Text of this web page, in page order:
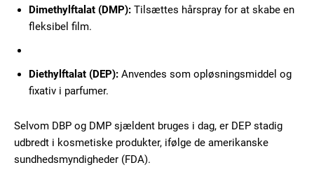
Dimethylftalat (DMP): Tilsættes hårspray for at skabe en
fleksibel film.
Diethylftalat (DEP): Anvendes som opløsningsmiddel og
fixativ i parfumer.
Selvom DBP og DMP sjældent bruges i dag, er DEP stadig
udbredt i kosmetiske produkter, ifølge de amerikanske
sundhedsmyndigheder (FDA).